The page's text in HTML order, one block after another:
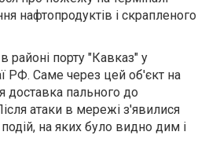
нафтопродуктів і скрапленого
районі порту "Кавказ" у
РФ. Саме через цей об'єкт на
доставка пального до
атаки в мережі з'явилися
на яких було видно дим і